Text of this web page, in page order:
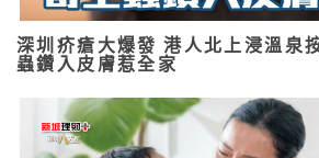
深圳疥瘡大爆發 港人北上浸溫泉
蟲鑽入皮膚惹全家